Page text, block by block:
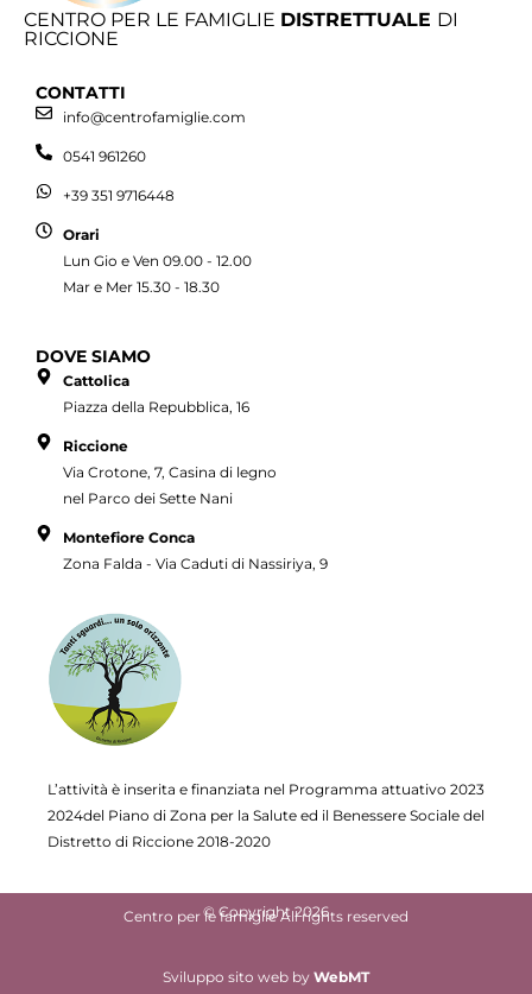
CENTRO PER LE FAMIGLIE DISTRETTUALE DI
RICCIONE
CONTATTI
info@centrofamiglie.com
0541 961260
+39 351 9716448
Orari
Lun Gio e Ven 09.00 - 12.00
Mar e Mer 15.30 - 18.30
DOVE SIAMO
Cattolica
Piazza della Repubblica, 16
Riccione
Via Crotone, 7, Casina di legno
nel Parco dei Sette Nani
Montefiore Conca
Zona Falda - Via Caduti di Nassiriya, 9
L’attività è inserita e finanziata nel Programma attuativo 2023
2024del Piano di Zona per la Salute ed il Benessere Sociale del
Distretto di Riccione 2018-2020
© Copyright 2026
Centro per le famiglie All rights reserved
Sviluppo sito web by WebMT